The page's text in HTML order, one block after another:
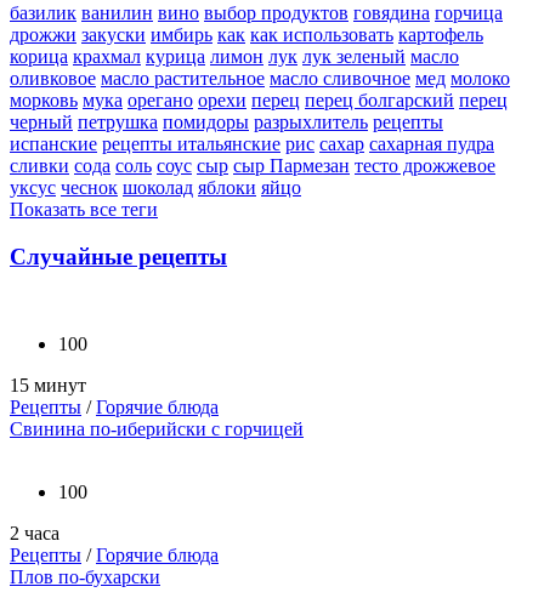
базилик ванилин вино выбор продуктов говядина горчица
дрожжи закуски имбирь как как использовать картофель
корица крахмал курица лимон лук лук зеленый масло
оливковое масло растительное масло сливочное мед молоко
морковь мука орегано орехи перец перец болгарский перец
черный петрушка помидоры разрыхлитель рецепты
испанские рецепты итальянские рис сахар сахарная пудра
сливки сода соль соус сыр сыр Пармезан тесто дрожжевое
уксус чеснок шоколад яблоки яйцо
Показать все теги
Случайные рецепты
100
15 минут
Рецепты /Горячие блюда
Свинина по-иберийски с горчицей
100
2 часа
Рецепты /Горячие блюда
Плов по-бухарски